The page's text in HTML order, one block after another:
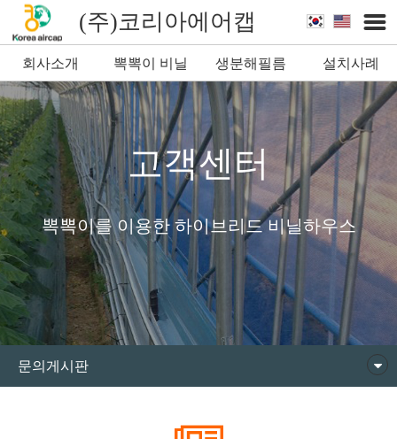
(주)코리아에어캡
회사소개 뽁뽁이 비닐
생분해필름
뽁뽁이
설치사례
고객센터
뽁뽁이를 이용한 하이브리드 비닐하우스
문의게시판